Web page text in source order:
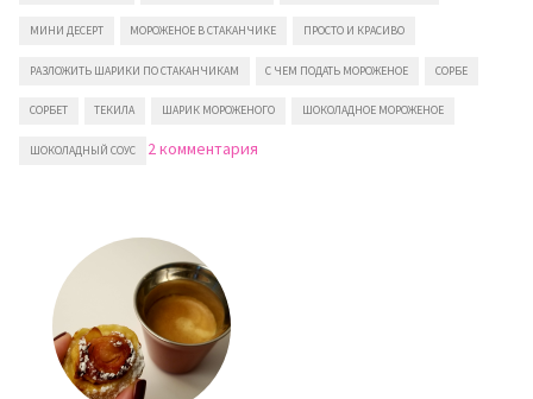
МИНИ ДЕСЕРТ МОРОЖЕНОЕ В СТАКАНЧИКЕ ПРОСТО И КРАСИВО
РАЗЛОЖИТЬ ШАРИКИ ПО СТАКАНЧИКАМ С ЧЕМ ПОДАТЬ МОРОЖЕНОЕ СОРБЕ
СОРБЕТ ТЕКИЛА ШАРИК МОРОЖЕНОГО ШОКОЛАДНОЕ МОРОЖЕНОЕ
ШОКОЛАДНЫЙ СОУС 2 комментарияк